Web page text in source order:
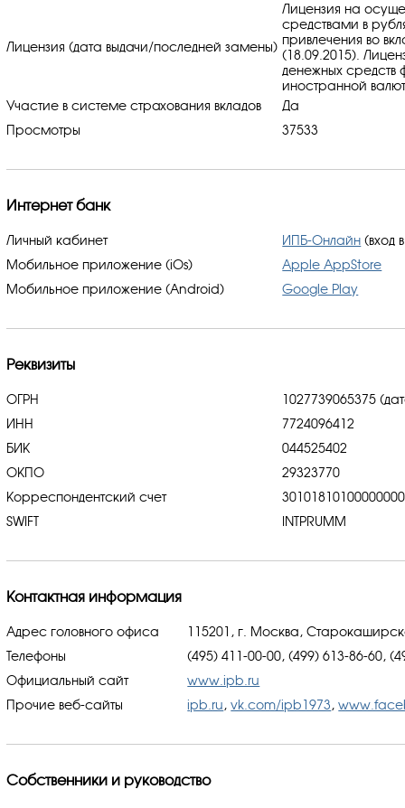
Лицензия (дата выдачи/последней замены)
Лицензия на
средствами в
привлечения во
(18.09.2015).
денежных средств
иностранной
Участие в системе страхования вкладов
Да
Просмотры
37533
Интернет банк
Личный кабинет ИПБ-Онлайн (вход
Мобильное приложение (iOs)
Apple AppStore
Мобильное приложение (Android)
Google Play
Реквизиты
ОГРН
1027739065375
ИНН
7724096412
БИК
044525402
ОКПО
29323770
Корреспондентский счет
SWIFT
INTPRUMM
Контактная информация
Адрес головного офиса
115201, г. Москва,
Телефоны
(495) 411-00-00, (499) 613-86-60,
Официальный сайт
www.ipb.ru
Прочие веб-сайты
ipb.ru,vk.com/ipb1973,
Собственники и руководство